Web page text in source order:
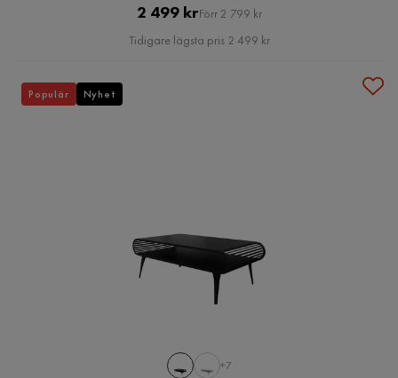
Pris
2 499 krOriginal
Pris
Förr 2 799 kr
Tidigare lägsta pris 2 499 kr
+7
Populär Nyhet